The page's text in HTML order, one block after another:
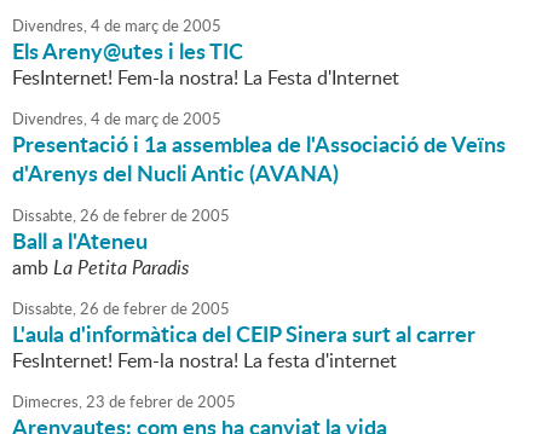
Divendres,4de marçde2005
Els Areny@utes i les TIC
FesInternet! Fem-la nostra! La Festa d'Internet
Divendres,4de marçde2005
Presentació i 1a assemblea de l'Associació de Veïns
d'Arenys del Nucli Antic (AVANA)
Dissabte,26 defebrerde2005
Ball a l'Ateneu
ambLa Petita Paradis
Dissabte,26 defebrerde2005
L'aula d'informàtica del CEIP Sinera surt al carrer
FesInternet! Fem-la nostra! La festa d'internet
Dimecres,23 defebrerde2005
Arenyautes: com ens ha canviat la vida